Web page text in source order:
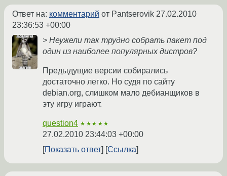
Ответ на: комментарий от Pantserovik 27.02.2010
23:36:53 +00:00
> Неужели так трудно собрать пакет под
один из наиболее популярных дистров?
Предыдущие версии собирались
достаточно легко. Но судя по сайту
debian.org, слишком мало дебианщиков в
эту игру играют.
question4 ★★★★★
27.02.2010 23:44:03 +00:00
Показать ответ
Ссылка